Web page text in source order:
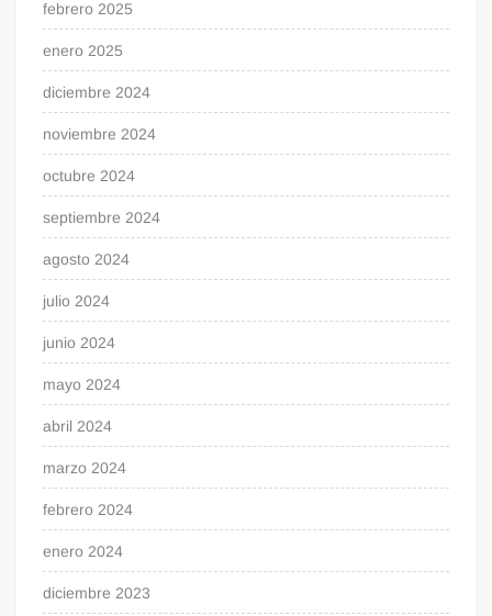
febrero 2025
enero 2025
diciembre 2024
noviembre 2024
octubre 2024
septiembre 2024
agosto 2024
julio 2024
junio 2024
mayo 2024
abril 2024
marzo 2024
febrero 2024
enero 2024
diciembre 2023